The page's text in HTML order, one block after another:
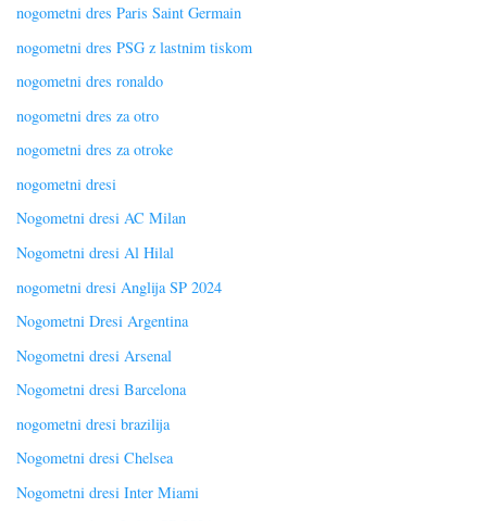
nogometni dres Paris Saint Germain
nogometni dres PSG z lastnim tiskom
nogometni dres ronaldo
nogometni dres za otro
nogometni dres za otroke
nogometni dresi
Nogometni dresi AC Milan
Nogometni dresi Al Hilal
nogometni dresi Anglija SP 2024
Nogometni Dresi Argentina
Nogometni dresi Arsenal
Nogometni dresi Barcelona
nogometni dresi brazilija
Nogometni dresi Chelsea
Nogometni dresi Inter Miami